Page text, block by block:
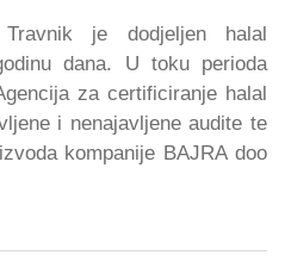
Travnik je dodjeljen halal
dana. U toku perioda
za certificiranje halal
i nenajavljene audite te
kompanije BAJRA doo